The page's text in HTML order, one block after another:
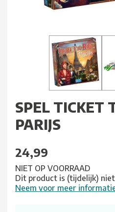
SPEL TICKET
PARIJS
24,99
NIET OP VOORRAAD
Dit product is (tijdelijk)
Neem voor meer